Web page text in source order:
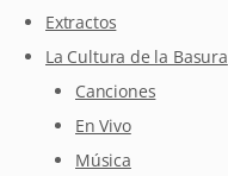
Extractos
La Cultura de la Basura
Canciones
En Vivo
Música